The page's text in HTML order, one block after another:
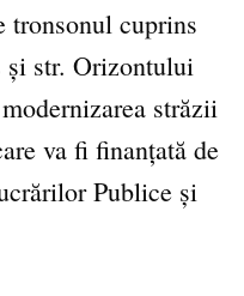
tronsonul cuprins
și str. Orizontului
străzii
va fi finanțată de
Publice și